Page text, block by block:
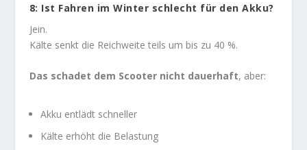
8: Ist Fahren im Winter schlecht für den Akku?
Jein.
Kälte senkt die Reichweite teils um bis zu 40 %.
Das schadet dem Scooter nicht dauerhaft, aber:
Akku entlädt schneller
Kälte erhöht die Belastung